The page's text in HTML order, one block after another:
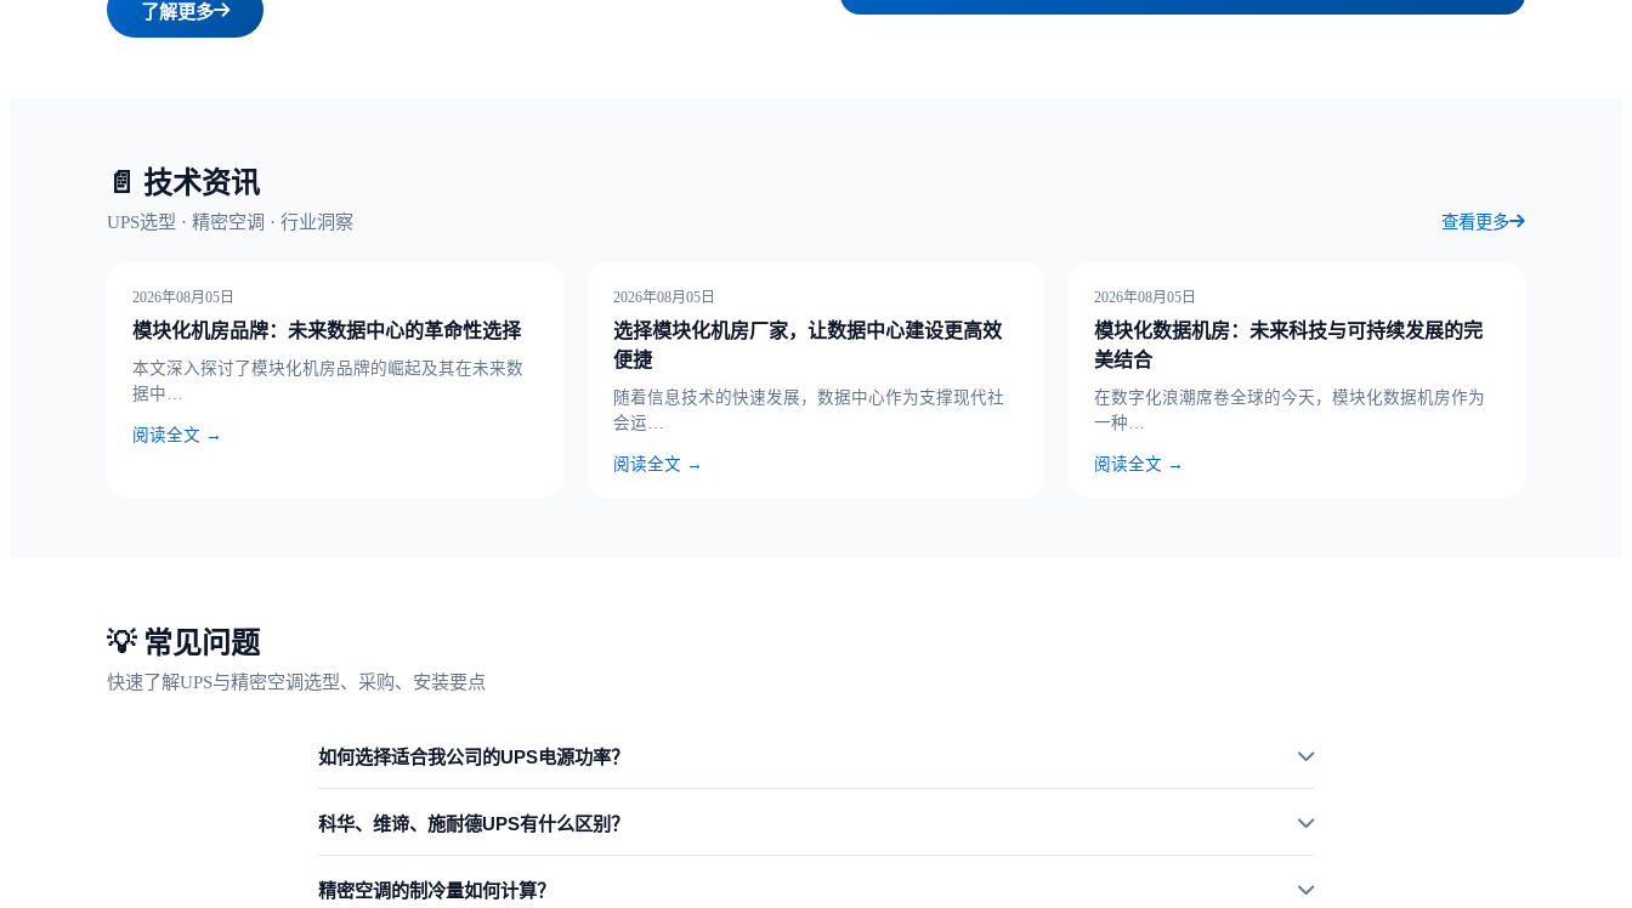
了解更多
📄 技术资讯
UPS选型 · 精密空调 · 行业洞察 查看更多
2026年08月05日
模块化机房品牌：未来数据中心的革命性选择
本文深入探讨了模块化机房品牌的崛起及其在未来数
据中…
阅读全文 →
2026年08月05日
选择模块化机房厂家，让数据中心建设更高效
便捷
随着信息技术的快速发展，数据中心作为支撑现代社
会运…
阅读全文 →
2026年08月05日
模块化数据机房：未来科技与可持续发展的完
美结合
在数字化浪潮席卷全球的今天，模块化数据机房作为
一种…
阅读全文 →
💡 常见问题
快速了解UPS与精密空调选型、采购、安装要点
如何选择适合我公司的UPS电源功率？
额定容量的70%-80%；③考虑未来扩展——预留20%-30%的扩容空间。
科华、维谛、施耐德UPS有什么区别？
名品牌，模块化设计，适合高端场景。
精密空调的制冷量如何计算？